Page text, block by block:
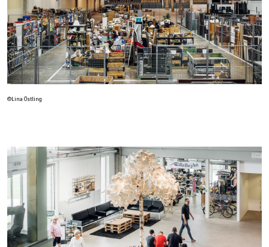
©Lina Östling